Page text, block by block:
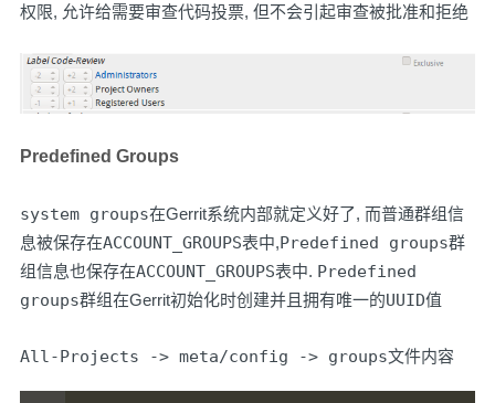
权限, 允许给需要审查代码投票, 但不会引起审查被批准和拒绝
Predefined Groups
system groups在Gerrit系统内部就定义好了, 而普通群组信
息被保存在ACCOUNT_GROUPS表中,Predefined groups群
组信息也保存在ACCOUNT_GROUPS表中. Predefined
groups群组在Gerrit初始化时创建并且拥有唯一的UUID值
All-Projects -> meta/config -> groups文件内容